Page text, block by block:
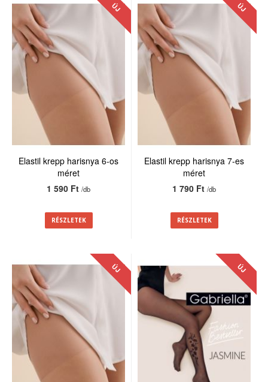
ÚJ
Elastil krepp harisnya 6-os
méret
1 590 Ft/db
RÉSZLETEK
ÚJ
Elastil krepp harisnya 7-es
méret
1 790 Ft/db
RÉSZLETEK
ÚJ ÚJ